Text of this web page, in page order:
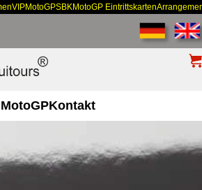
VIPMotoGPSBKMotoGP Eintrittskarten
Kontakt